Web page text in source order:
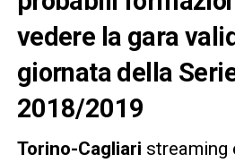
vedere la gara
giornata della
2018/2019
Torino-Cagliari streaming